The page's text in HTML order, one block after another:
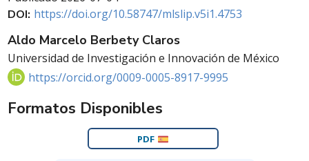
DOI: https://doi.org/10.58747/mlslip.v5i1.4753
Aldo Marcelo Berbety Claros
Universidad de Investigación e Innovación de México
https://orcid.org/0009-0005-8917-9995
Formatos Disponibles
PDF